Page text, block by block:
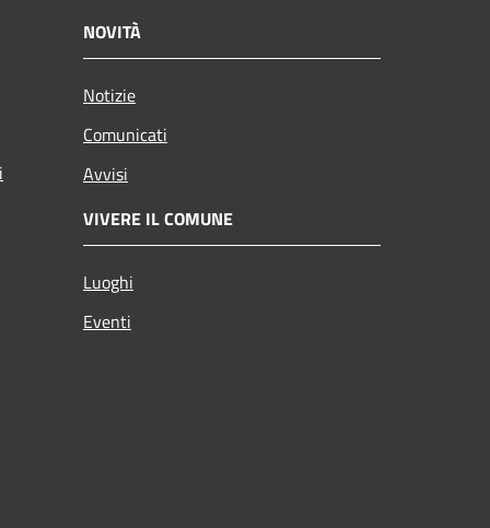
NOVITÀ
Notizie
Comunicati
Avvisi
VIVERE IL COMUNE
Luoghi
Eventi